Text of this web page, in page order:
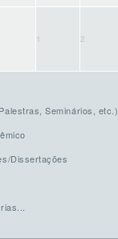
1 2
Seminários, etc.)
Dissertações